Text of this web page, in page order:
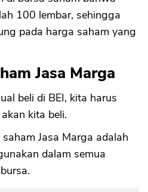
100 lembar, sehingga
pada harga saham yang
Jasa Marga
beli di BEI, kita harus
kita beli.
Jasa Marga adalah
dalam semua